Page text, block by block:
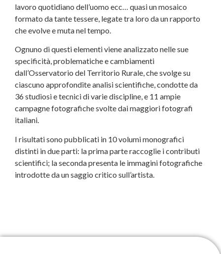
lavoro quotidiano dell’uomo ecc… quasi un mosaico
formato da tante tessere, legate tra loro da un rapporto
che evolve e muta nel tempo.
Ognuno di questi elementi viene analizzato nelle sue
specificità, problematiche e cambiamenti
dall’Osservatorio del Territorio Rurale, che svolge su
ciascuno approfondite analisi scientifiche, condotte da
36 studiosi e tecnici di varie discipline, e 11 ampie
campagne fotografiche svolte dai maggiori fotografi
italiani.
I risultati sono pubblicati in 10 volumi monografici
distinti in due parti: la prima parte raccoglie i contributi
scientifici; la seconda presenta le immagini fotografiche
introdotte da un saggio critico sull’artista.